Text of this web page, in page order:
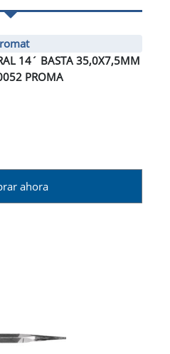
14´ BASTA 35,0X7,5MM
PROMA
ahora